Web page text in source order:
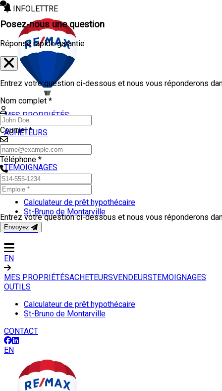
INFOLETTRE
MES PROPRIÉTÉS
ACHETEURS
VENDEURS
TEMOIGNAGES
OUTILS
Calculateur de prêt hypothécaire
St-Bruno de Montarville
CONTACT
EN
MES PROPRIÉTÉSACHETEURSVENDEURSTEMOIGNAGES
OUTILS
Calculateur de prêt hypothécaire
St-Bruno de Montarville
CONTACT
EN
Posez-nous une question
Réponse rapide garantie
Entrez votre question ci-dessous et nous vous réponderons
Nom complet *
Courriel *
Téléphone *
Entrez votre question ci-dessous et nous vous réponderons
Envoyez